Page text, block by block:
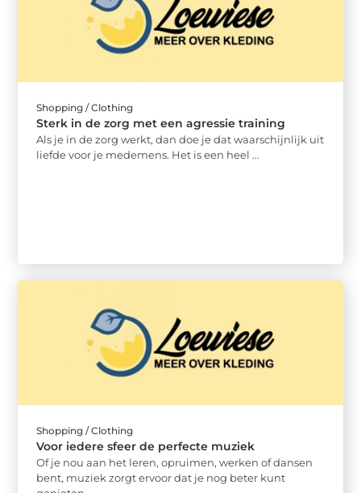
Shopping / Clothing
Sterk in de zorg met een agressie training
Als je in de zorg werkt, dan doe je dat waarschijnlijk uit
liefde voor je medemens. Het is een heel ...
Shopping / Clothing
Voor iedere sfeer de perfecte muziek
Of je nou aan het leren, opruimen, werken of dansen
bent, muziek zorgt ervoor dat je nog beter kunt